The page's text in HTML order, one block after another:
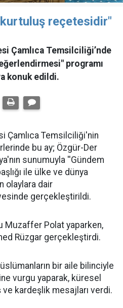
reçetesidir"
Çamlıca Temsilciliği’nde
programı
konuk edildi.
Çamlıca Temsilciliği'nin
bu ay; Özgür-Der
sunumuyla ''Gündem
ile ülke ve dünya
olaylara dair
gerçekleştirildi.
Muzaffer Polat yaparken,
Rüzgar gerçekleştirdi.
bir aile bilinciyle
vurgu yaparak, küresel
ve kardeşlik mesajları verdi.